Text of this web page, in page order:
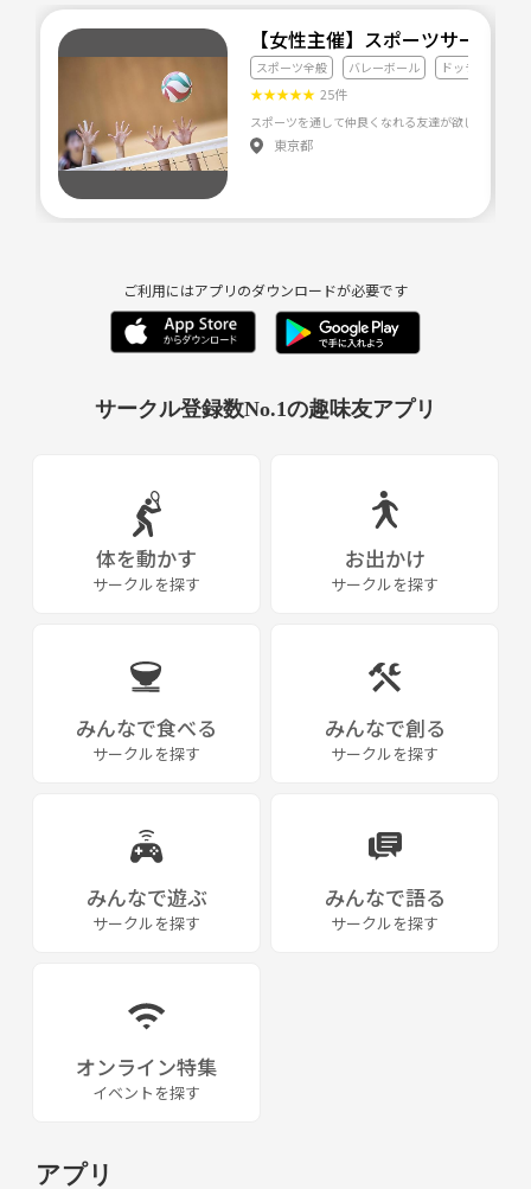
【女性主催】スポーツサークル
スポーツ全般 バレーボール ドッチボール
★★★★★ 25件
東京都
ご利用にはアプリのダウンロードが必要です
サークル登録数No.1の趣味友アプリ
体を動かす
サークルを探す
お出かけ
サークルを探す
みんなで食べる
サークルを探す
みんなで創る
サークルを探す
みんなで遊ぶ
サークルを探す
みんなで語る
サークルを探す
オンライン特集
イベントを探す
アプリ